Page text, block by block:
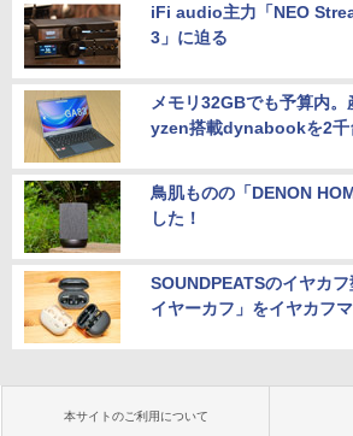
iFi audio主力「NEO
3」に迫る
メモリ32GBでも予算内
yzen搭載dynabookを2千
鳥肌ものの「DENON
した！
SOUNDPEATSのイヤカ
イヤーカフ」をイヤカフ
本サイトのご利用について